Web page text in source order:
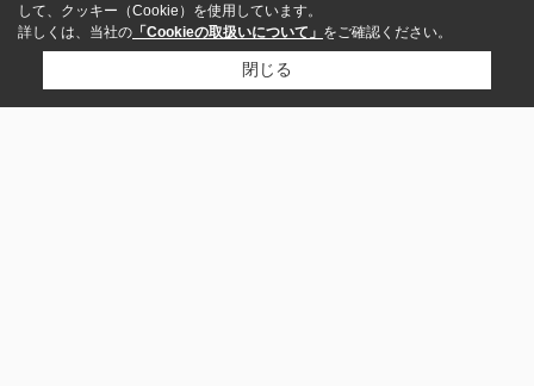
して、クッキー（Cookie）を使用しています。
詳しくは、当社の 「Cookieの取扱いについて」 をご確認ください。
閉じる